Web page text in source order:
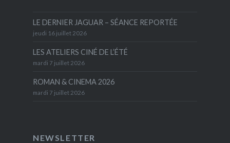
LE DERNIER JAGUAR – SÉANCE REPORTÉE
jeudi 16 juillet 2026
LES ATELIERS CINÉ DE L’ÉTÉ
mardi 7 juillet 2026
ROMAN & CINEMA 2026
mardi 7 juillet 2026
NEWSLETTER